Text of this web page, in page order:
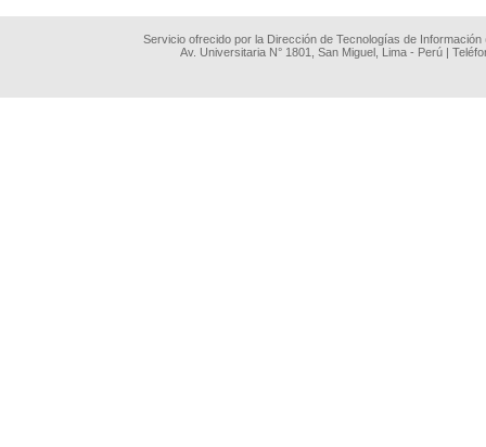
Servicio ofrecido por la Dirección de Tecnologías de
Av. Universitaria N° 1801, San Miguel, Lima - Perú |